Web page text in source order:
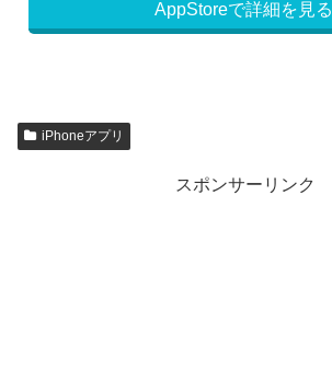
AppStoreで詳細を見る
iPhoneアプリ
スポンサーリンク